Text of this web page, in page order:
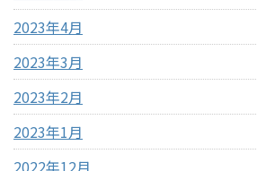
2023年4月
2023年3月
2023年2月
2023年1月
2022年12月